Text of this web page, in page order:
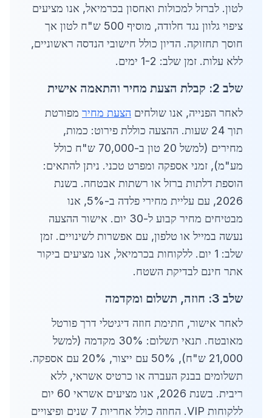
לטון. לברזל למכולות ואחסון בכרמיאל, אנו מציעים
ציפוי גלוון נגד חלודה, מוסיף 500 ש"ח לטון אך
חוסך תחזוקה. הדיון כולל חישובי הנדסה ראשוניים,
ללא עלות. זמן שלב: 1-2 ימים.
שלב 2: קבלת הצעת מחיר והתאמה אישית
לאחר הפנייה, אנו שולחים הצעת מחיר מפורטת
תוך 24 שעות. ההצעה כוללת פירוט: כמות,
מחירים (למשל 20 טון ב-70,000 ש"ח כולל
מע"מ), זמני אספקה ומפרט טכני. ניתן להתאים:
הוספת דלתות ברזל או רשתות אבטחה. בשנת
2026, עם עליית מחירי פלדה ב-5%, אנו
מבטיחים מחיר קבוע ל-30 יום. אישור ההצעה
נעשה במייל או טלפון, עם אפשרות לשינויים. זמן
שלב: 1 יום. ללקוחות בכרמיאל, אנו מציעים ביקור
אתר חינם לבדיקת השטח.
שלב 3: חוזה, תשלום ומקדמה
לאחר אישור, חתימת חוזה דיגיטלי דרך פורטל
מאובטח. תנאי תשלום: 30% מקדמה (למשל
21,000 ש"ח), 50% עם ייצור, 20% עם אספקה.
תשלומים בבנק העברה או כרטיס אשראי, ללא
ריבית. בשנת 2026, אנו מציעים אשראי 60 יום
ללקוחות VIP. החוזה כולל אחריות 7 שנים ופיצויים